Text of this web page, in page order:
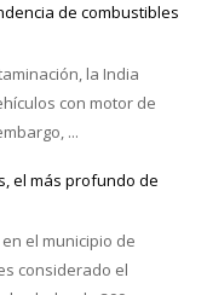
de combustibles
la India
con motor de
...
el más profundo de
el municipio de
considerado el